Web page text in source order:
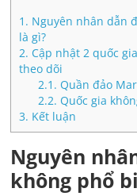
1. Nguyên nhân dẫn
là gì?
2. Cập nhật 2 quốc
theo dõi
2.1. Quần đảo
2.2. Quốc gia
3. Kết luận
Nguyên
không phổ